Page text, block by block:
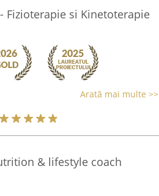
Fizioterapie si Kinetoterapie
Arată mai multe >>
& lifestyle coach